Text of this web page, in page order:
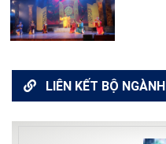
LIÊN KẾT BỘ NGÀNH